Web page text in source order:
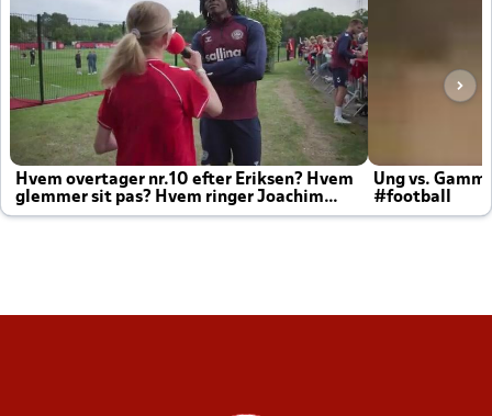
Hvem overtager nr.10 efter Eriksen? Hvem
glemmer sit pas? Hvem ringer Joachim
altid til efter kampe?
Ung vs.
#football